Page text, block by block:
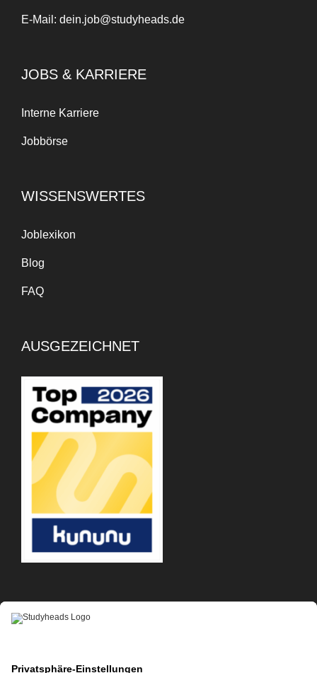
E-Mail: dein.job@studyheads.de
JOBS & KARRIERE
Interne Karriere
Jobbörse
WISSENSWERTES
Joblexikon
Blog
FAQ
AUSGEZEICHNET